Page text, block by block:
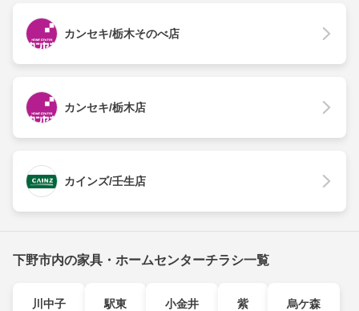
カンセキ/栃木そのべ店
カンセキ/栃木店
カインズ/壬生店
下野市内の家具・ホームセンターチラシ一覧
川中子 駅東 小金井 紫 烏ケ森